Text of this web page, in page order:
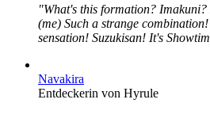
"What's this formation?
(me) Such a strange
sensation! Suzukisan! It's
Navakira
Entdeckerin von Hyrule